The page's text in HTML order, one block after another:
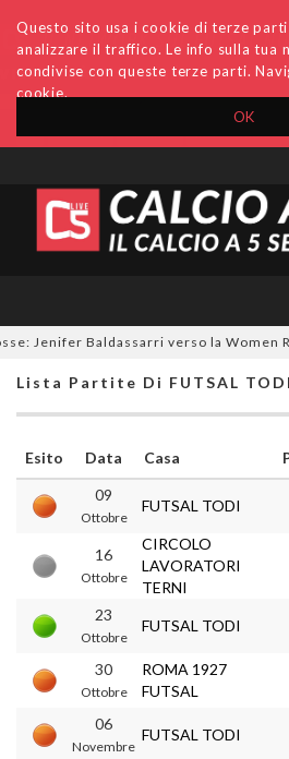
OK
Questo sito usa i cookie di terze
analizzare il traffico. Le info sulla tua
condivise con queste terze parti.
cookie.
Accedi Archivio Invio
Jenifer Baldassarri verso la Women
Lista Partite Di FUTSAL TODI
Esito Data Casa
09
Ottobre
FUTSAL TODI
16
Ottobre
CIRCOLO
LAVORATORI
TERNI
23
Ottobre
FUTSAL TODI
30
Ottobre
ROMA 1927
FUTSAL
06
Novembre
FUTSAL TODI